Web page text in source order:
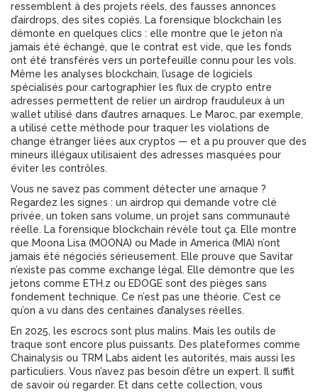
ressemblent à des projets réels, des fausses annonces
d’airdrops, des sites copiés. La forensique blockchain les
démonte en quelques clics : elle montre que le jeton n’a
jamais été échangé, que le contrat est vide, que les fonds
ont été transférés vers un portefeuille connu pour les vols.
Même les analyses blockchain, l’usage de logiciels
spécialisés pour cartographier les flux de crypto entre
adresses permettent de relier un airdrop frauduleux à un
wallet utilisé dans d’autres arnaques. Le Maroc, par exemple,
a utilisé cette méthode pour traquer les violations de
change étranger liées aux cryptos — et a pu prouver que des
mineurs illégaux utilisaient des adresses masquées pour
éviter les contrôles.
Vous ne savez pas comment détecter une arnaque ?
Regardez les signes : un airdrop qui demande votre clé
privée, un token sans volume, un projet sans communauté
réelle. La forensique blockchain révèle tout ça. Elle montre
que Moona Lisa (MOONA) ou Made in America (MIA) n’ont
jamais été négociés sérieusement. Elle prouve que Savitar
n’existe pas comme exchange légal. Elle démontre que les
jetons comme ETH.z ou EDOGE sont des pièges sans
fondement technique. Ce n’est pas une théorie. C’est ce
qu’on a vu dans des centaines d’analyses réelles.
En 2025, les escrocs sont plus malins. Mais les outils de
traque sont encore plus puissants. Des plateformes comme
Chainalysis ou TRM Labs aident les autorités, mais aussi les
particuliers. Vous n’avez pas besoin d’être un expert. Il suffit
de savoir où regarder. Et dans cette collection, vous